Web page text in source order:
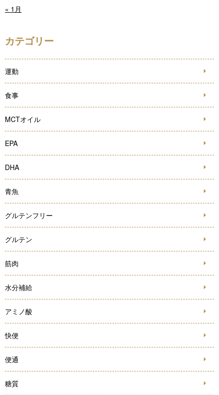
« 1月
カテゴリー
運動
食事
MCTオイル
EPA
DHA
青魚
グルテンフリー
グルテン
筋肉
水分補給
アミノ酸
快便
便通
糖質